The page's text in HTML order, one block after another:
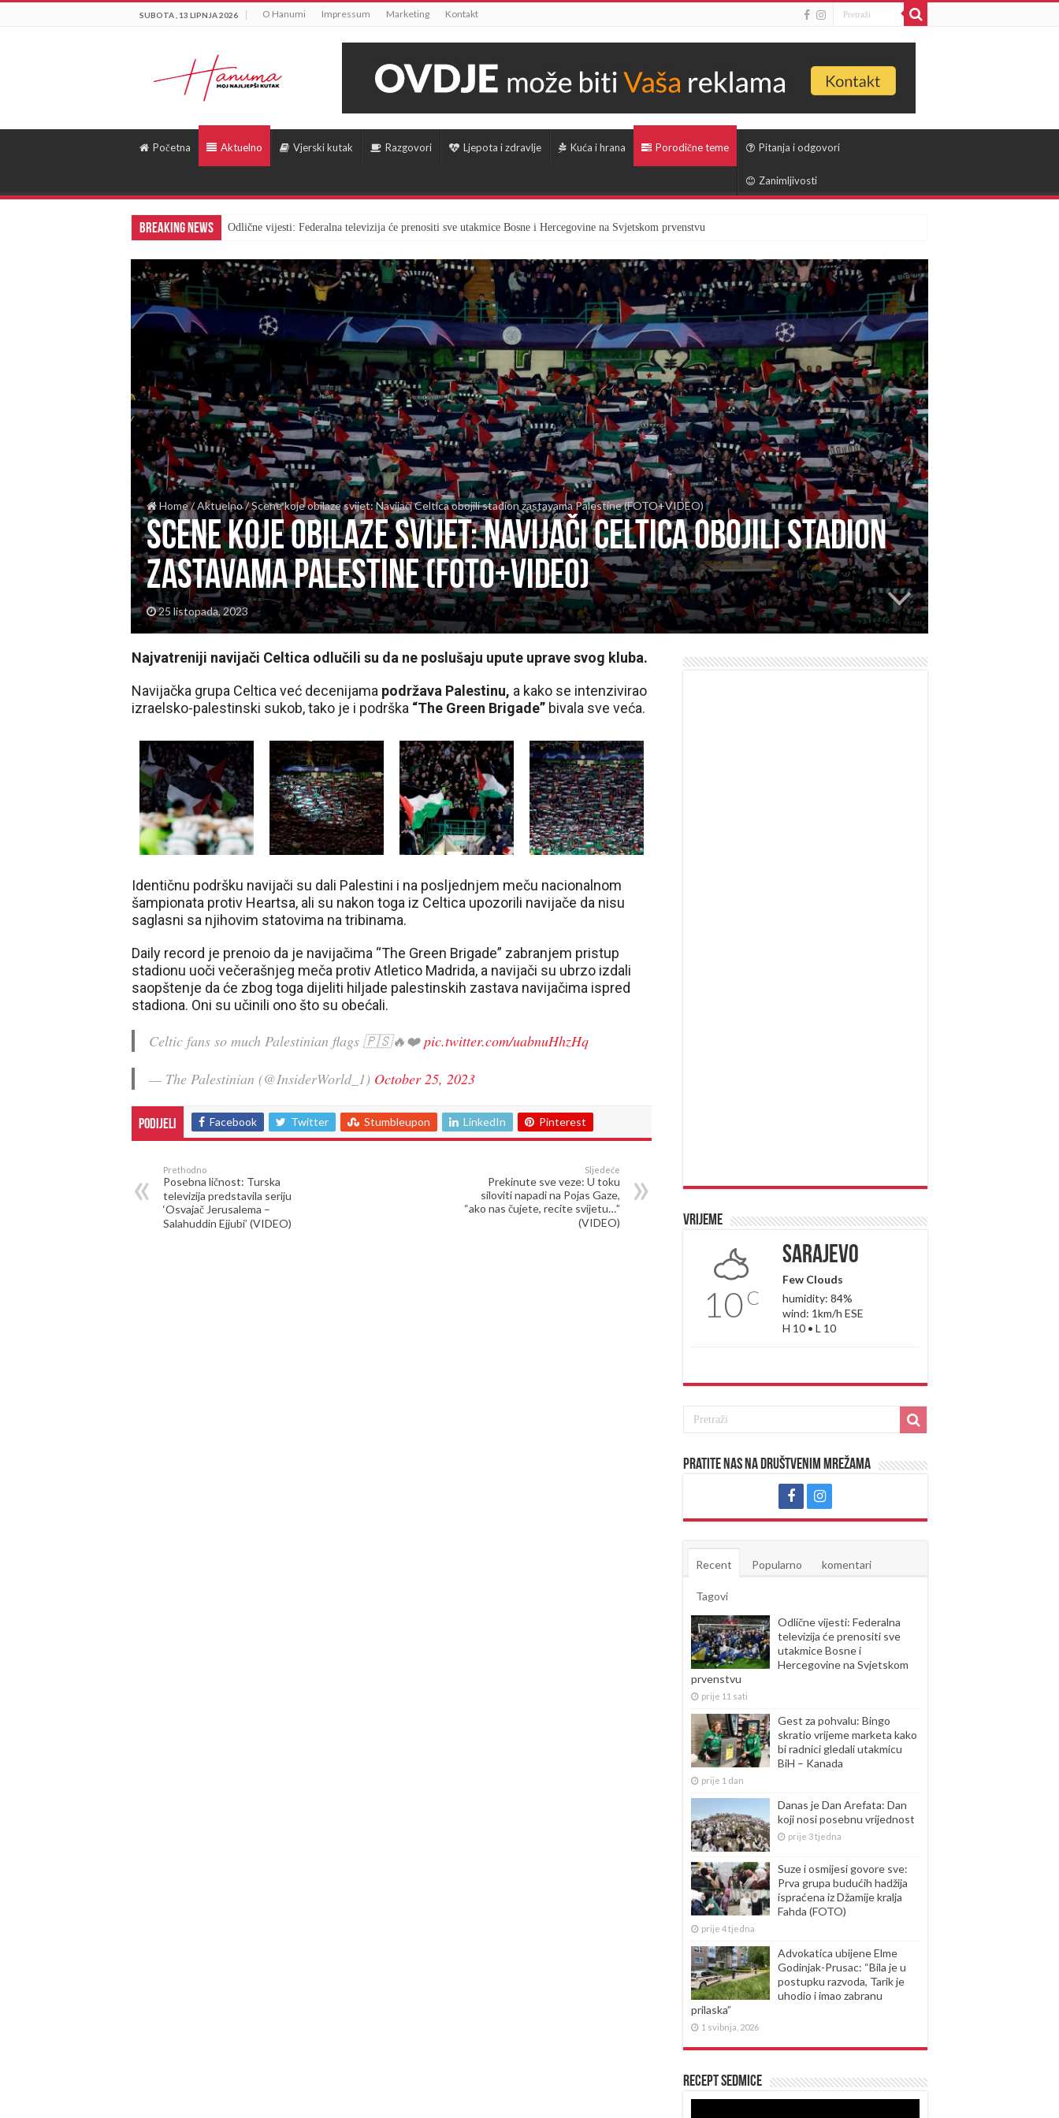
SUBOTA , 13 LIPNJA 2026 O Hanumi Impressum Marketing Kontakt
Početna Aktuelno Vjerski kutak Razgovori Ljepota i zdravlje Kuća i hrana Porodične teme Pitanja i odgovori
Zanimljivosti
Breaking News Odlične vijesti: Federalna televizija će prenositi sve utakmice Bosne i Hercegovine na Svjetskom prvenstvu
Home/Aktuelno/Scene koje obilaze svijet: Navijači Celtica obojili stadion zastavama Palestine (FOTO+VIDEO)
Scene koje obilaze svijet: Navijači Celtica obojili stadion
zastavama Palestine (FOTO+VIDEO)
25 listopada, 2023
Najvatreniji navijači Celtica odlučili su da ne poslušaju upute uprave svog kluba.
Navijačka grupa Celtica već decenijama podržava Palestinu, a kako se intenzivirao
izraelsko-palestinski sukob, tako je i podrška “The Green Brigade” bivala sve veća.
Identičnu podršku navijači su dali Palestini i na posljednjem meču nacionalnom
šampionata protiv Heartsa, ali su nakon toga iz Celtica upozorili navijače da nisu
saglasni sa njihovim statovima na tribinama.
Daily record je prenoio da je navijačima “The Green Brigade” zabranjem pristup
stadionu uoči večerašnjeg meča protiv Atletico Madrida, a navijači su ubrzo izdali
saopštenje da će zbog toga dijeliti hiljade palestinskih zastava navijačima ispred
stadiona. Oni su učinili ono što su obećali.
Celtic fans so much Palestinian flags 🇵🇸🔥❤️pic.twitter.com/uabnuHhzHq
— The Palestinian (@InsiderWorld_1) October 25, 2023
Podijeli Facebook Twitter Stumbleupon LinkedIn Pinterest
Prethodno
Posebna ličnost: Turska
televizija predstavila seriju
‘Osvajač Jerusalema –
Salahuddin Ejjubi’ (VIDEO)
Sljedeće
Prekinute sve veze: U toku
siloviti napadi na Pojas Gaze,
“ako nas čujete, recite svijetu…”
(VIDEO)
Vrijeme
10 C
Sarajevo
Few Clouds
humidity: 84%
wind: 1km/h ESE
H 10 • L 10
Pratite nas na društvenim mrežama
Recent Popularno komentari
Tagovi
Odlične vijesti: Federalna
televizija će prenositi sve
utakmice Bosne i
Hercegovine na Svjetskom
prvenstvu
prije 11 sati
Gest za pohvalu: Bingo
skratio vrijeme marketa kako
bi radnici gledali utakmicu
BiH – Kanada
prije 1 dan
Danas je Dan Arefata: Dan
koji nosi posebnu vrijednost
prije 3 tjedna
Suze i osmijesi govore sve:
Prva grupa budućih hadžija
ispraćena iz Džamije kralja
Fahda (FOTO)
prije 4 tjedna
Advokatica ubijene Elme
Godinjak-Prusac: “Bila je u
postupku razvoda, Tarik je
uhodio i imao zabranu
prilaska”
1 svibnja, 2026
Recept sedmice